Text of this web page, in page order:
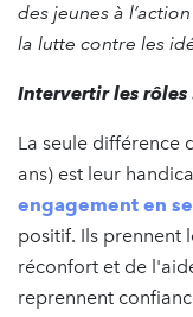
des jeunes à
la lutte contre les
Intervertir les
La seule différence
ans) est leur
engagement en
positif. Ils prennent
réconfort et de
reprennent